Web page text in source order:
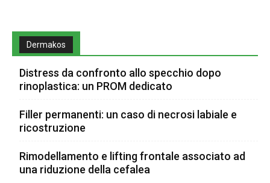
Dermakos
Distress da confronto allo specchio dopo
rinoplastica: un PROM dedicato
Filler permanenti: un caso di necrosi labiale e
ricostruzione
Rimodellamento e lifting frontale associato ad
una riduzione della cefalea